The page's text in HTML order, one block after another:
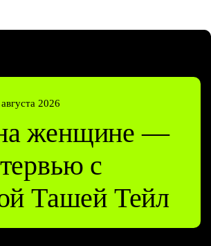
2026
женщине —
с
Ташей Тейл